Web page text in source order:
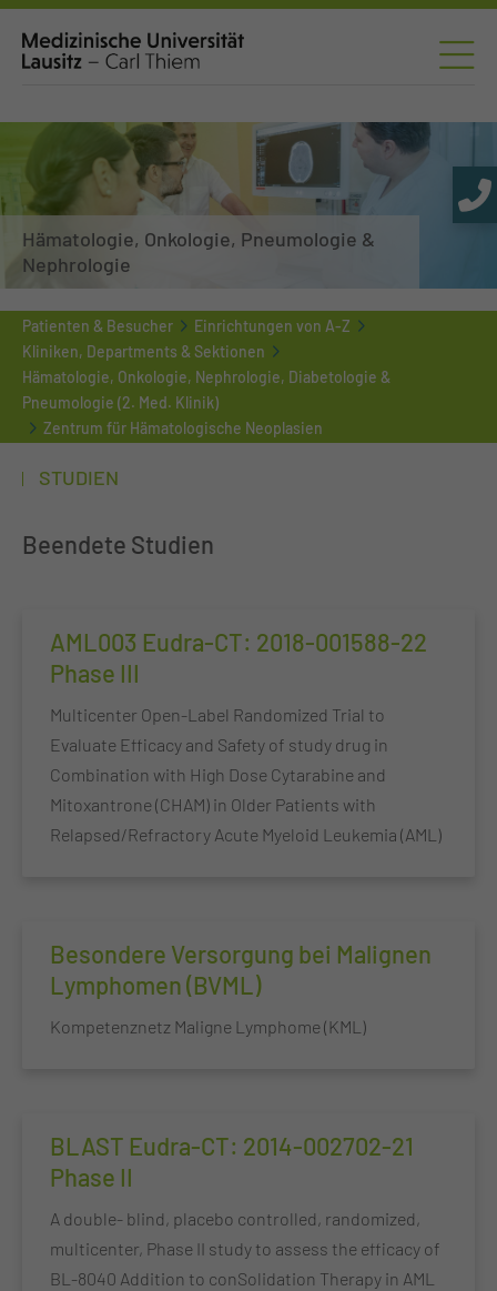
Hämatologie, Onkologie, Pneumologie &
Nephrologie
Patienten & Besucher
Einrichtungen von A-Z
Kliniken, Departments & Sektionen
Hämatologie, Onkologie, Nephrologie, Diabetologie &
Pneumologie (2. Med. Klinik)
Zentrum für Hämatologische Neoplasien
STUDIEN
Beendete Studien
AML003 Eudra-CT: 2018-001588-22
Phase III
Multicenter Open-Label Randomized Trial to
Evaluate Efficacy and Safety of study drug in
Combination with High Dose Cytarabine and
Mitoxantrone (CHAM) in Older Patients with
Relapsed/Refractory Acute Myeloid Leukemia (AML)
Besondere Versorgung bei Malignen
Lymphomen (BVML)
Kompetenznetz Maligne Lymphome (KML)
BLAST Eudra-CT: 2014-002702-21
Phase II
A double- blind, placebo controlled, randomized,
multicenter, Phase II study to assess the efficacy of
BL-8040 Addition to conSolidation Therapy in AML